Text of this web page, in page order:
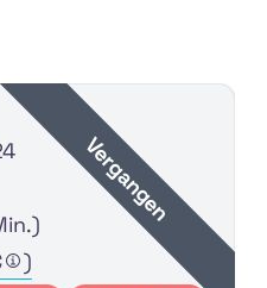
Vergangen
)